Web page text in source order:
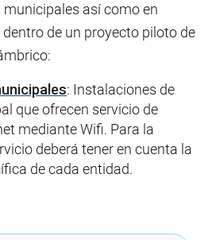
así como en
de un proyecto piloto de
: Instalaciones de
que ofrecen servicio de
mediante Wifi. Para la
deberá tener en cuenta la
de cada entidad.